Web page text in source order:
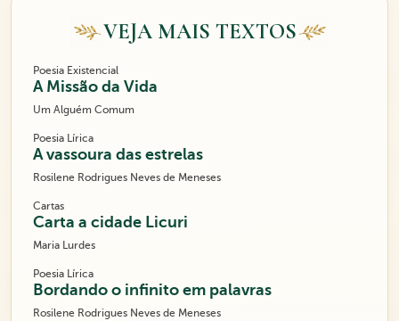
VEJA MAIS TEXTOS
Poesia Existencial
A Missão da Vida
Um Alguém Comum
Poesia Lírica
A vassoura das estrelas
Rosilene Rodrigues Neves de Meneses
Cartas
Carta a cidade Licuri
Maria Lurdes
Poesia Lírica
Bordando o infinito em palavras
Rosilene Rodrigues Neves de Meneses